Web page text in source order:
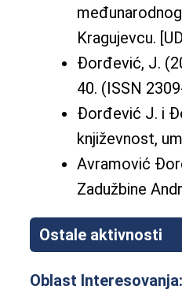
Kragujevcu.
Đorđević, J.
40. (ISSN
Đorđević J. i
književnost,
Avramović
Zadužbine
Ostale aktivnosti
Oblast Interesovanja: